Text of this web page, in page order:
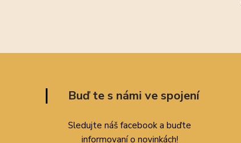
Buď te s námi ve spojení
Sledujte náš facebook a buďte
informovaní o novinkách!